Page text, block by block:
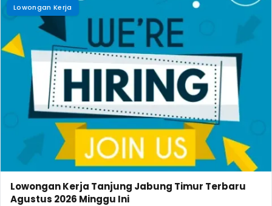
Lowongan Kerja
Lowongan Kerja Tanjung Jabung Timur Terbaru
Agustus 2026 Minggu Ini